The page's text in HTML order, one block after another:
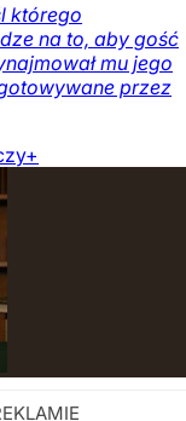
którego
na to, aby gość
mu jego
przez